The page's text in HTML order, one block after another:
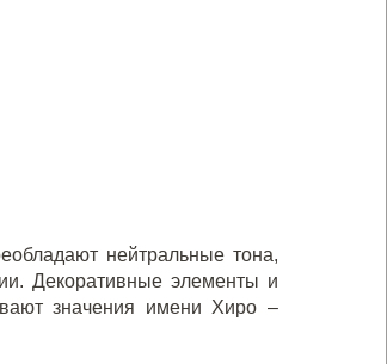
нейтральные тона,
Декоративные элементы и
значения имени Хиро –